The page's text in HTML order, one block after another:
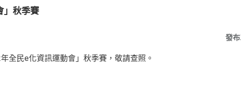
」秋季賽
發布
全民e化資訊運動會」秋季賽，敬請查照。